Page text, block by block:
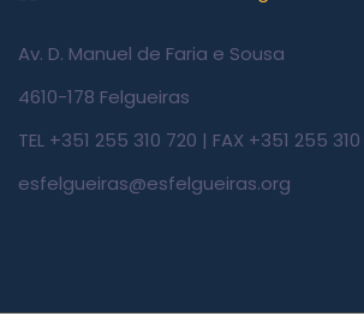
Av. D. Manuel de Faria e Sousa
4610-178 Felgueiras
TEL +351 255 310 720 | FAX +351 255
esfelgueiras@esfelgueiras.org